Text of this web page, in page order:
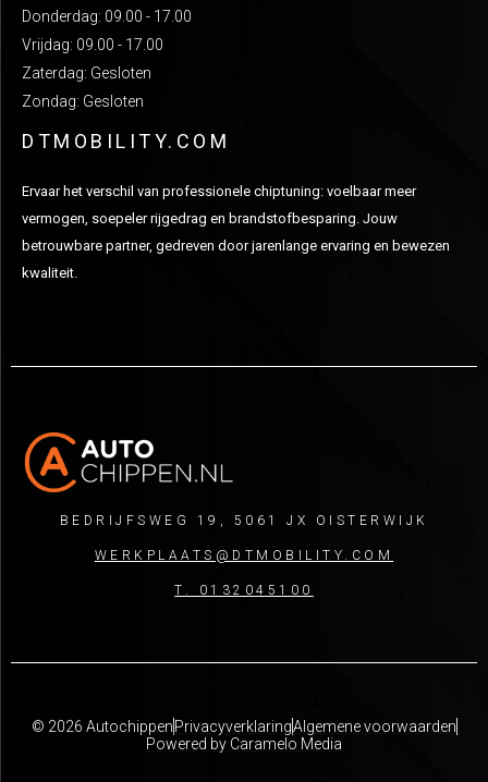
Donderdag: 09.00 - 17.00
Vrijdag: 09.00 - 17.00
Zaterdag: Gesloten
Zondag: Gesloten
DTMOBILITY.COM
Ervaar het verschil van professionele chiptuning: voelbaar meer
vermogen, soepeler rijgedrag en brandstofbesparing. Jouw
betrouwbare partner, gedreven door jarenlange ervaring en bewezen
kwaliteit.
BEDRIJFSWEG 19, 5061 JX OISTERWIJK
WERKPLAATS@DTMOBILITY.COM
T. 0132045100
© 2026 AutochippenPrivacyverklaringAlgemene voorwaarden
Powered by Caramelo Media